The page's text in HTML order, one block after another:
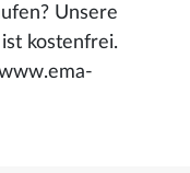
Unsere
kostenfrei.